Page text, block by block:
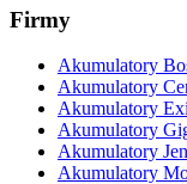
Firmy
Akumulatory
Akumulatory
Akumulatory
Akumulatory
Akumulatory
Akumulatory